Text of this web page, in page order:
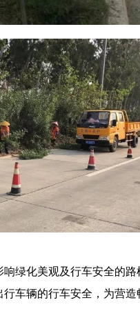
绿化美观及行车安全的
车辆的行车安全，为营